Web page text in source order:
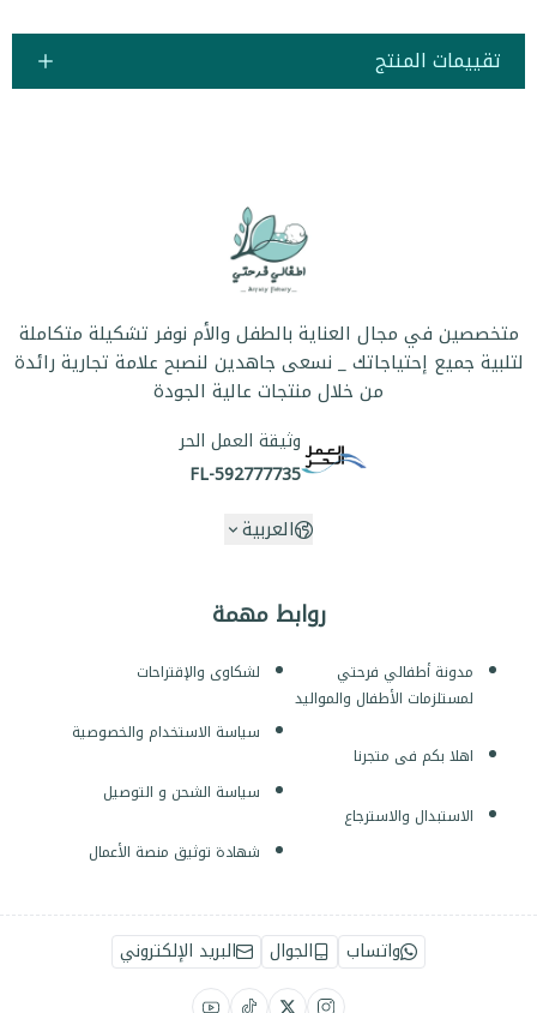
تقييمات المنتج
روابط مهمة
مدونة أطفالي فرحتي
لمستلزمات الأطفال والمواليد
اهلا بكم فى متجرنا
الاستبدال والاسترجاع
لشكاوى والإقتراحات
سياسة الاستخدام والخصوصية
سياسة الشحن و التوصيل
شهادة توثيق منصة الأعمال
متخصصين في مجال العناية بالطفل والأم نوفر تشكيلة متكاملة
لتلبية جميع إحتياجاتك _ نسعى جاهدين لنصبح علامة تجارية رائدة
من خلال منتجات عالية الجودة
وثيقة العمل الحر
FL-592777735
العربية
واتساب الجوال البريد الإلكتروني